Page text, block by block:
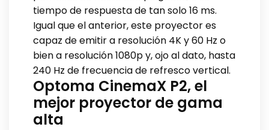
tiempo de respuesta de tan solo 16 ms.
Igual que el anterior, este proyector es
capaz de emitir a resolución 4K y 60 Hz o
bien a resolución 1080p y, ojo al dato, hasta
240 Hz de frecuencia de refresco vertical.
Optoma CinemaX P2, el
mejor proyector de gama
alta